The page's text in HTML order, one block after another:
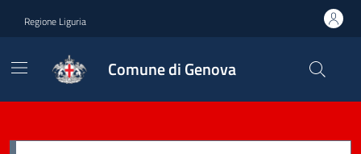
Regione Liguria
Comune di Genova